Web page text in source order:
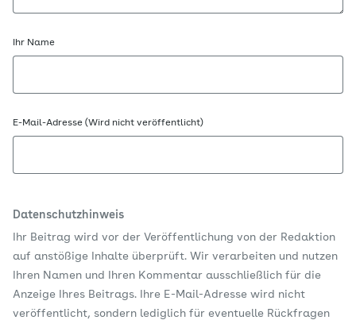
Ihr Name
E-Mail-Adresse (Wird nicht veröffentlicht)
Datenschutzhinweis
Ihr Beitrag wird vor der Veröffentlichung von der Redaktion
auf anstößige Inhalte überprüft. Wir verarbeiten und nutzen
Ihren Namen und Ihren Kommentar ausschließlich für die
Anzeige Ihres Beitrags. Ihre E-Mail-Adresse wird nicht
veröffentlicht, sondern lediglich für eventuelle Rückfragen